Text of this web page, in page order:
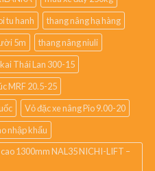
tu hanh
thang nâng hạ hàng
5m
thang nâng niuli
Thái Lan 300-15
MRF 20.5-25
Vỏ đặc xe nâng Pio 9.00-20
nhập khẩu
1300mm NAL35 NICHI-LIFT –